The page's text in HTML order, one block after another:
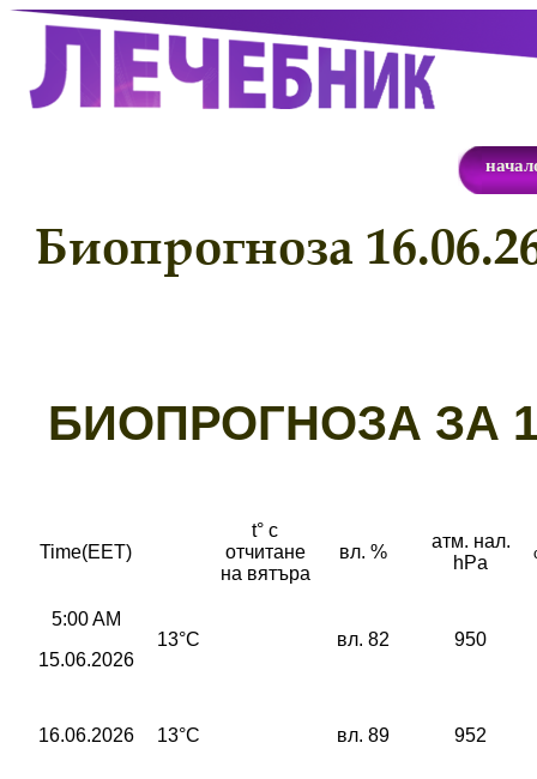
Биопрогноза
БИОПРОГНОЗА ЗА
Time(EET)
t° с
отчитане
на вятъра
вл. %
атм. нал.
hPa
5:00 AM
15.06.2026
13°C вл. 82 950
16.06.2026 13°C вл. 89 952